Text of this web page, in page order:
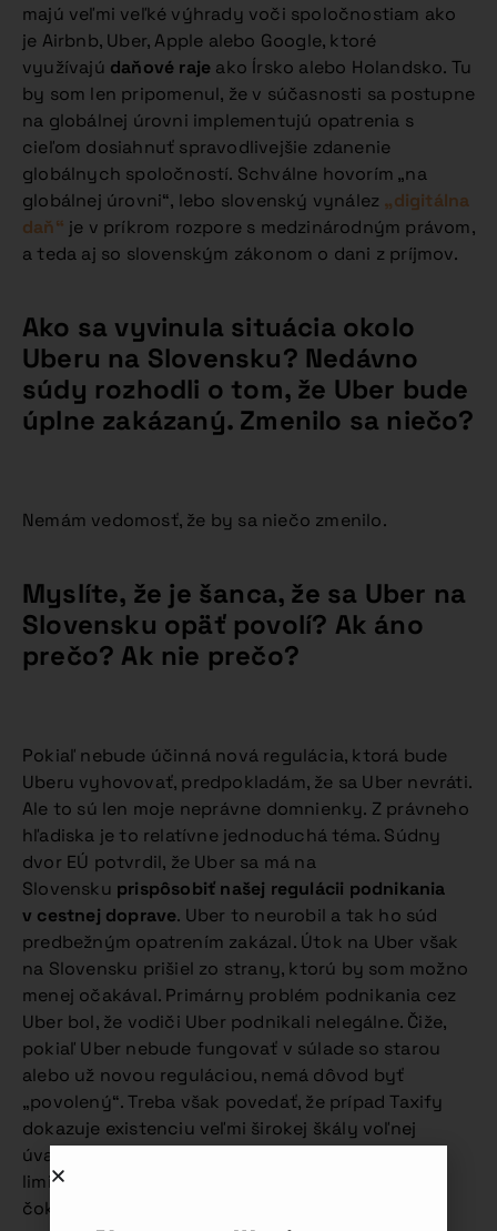
majú veľmi veľké výhrady voči spoločnostiam ako
je Airbnb, Uber, Apple alebo Google, ktoré
využívajú daňové raje ako Írsko alebo Holandsko. Tu
by som len pripomenul, že v súčasnosti sa postupne
na globálnej úrovni implementujú opatrenia s
cieľom dosiahnuť spravodlivejšie zdanenie
globálnych spoločností. Schválne hovorím „na
globálnej úrovni“, lebo slovenský vynález „digitálna
daň“ je v príkrom rozpore s medzinárodným právom,
a teda aj so slovenským zákonom o dani z príjmov.
Ako sa vyvinula situácia okolo
Uberu na Slovensku? Nedávno
súdy rozhodli o tom, že Uber bude
úplne zakázaný. Zmenilo sa niečo?
Nemám vedomosť, že by sa niečo zmenilo.
Myslíte, že je šanca, že sa Uber na
Slovensku opäť povolí? Ak áno
prečo? Ak nie prečo?
Pokiaľ nebude účinná nová regulácia, ktorá bude
Uberu vyhovovať, predpokladám, že sa Uber nevráti.
Ale to sú len moje neprávne domnienky. Z právneho
hľadiska je to relatívne jednoduchá téma. Súdny
dvor EÚ potvrdil, že Uber sa má na
Slovensku prispôsobiť našej regulácii podnikania
v cestnej doprave. Uber to neurobil a tak ho súd
predbežným opatrením zakázal. Útok na Uber však
na Slovensku prišiel zo strany, ktorú by som možno
menej očakával. Primárny problém podnikania cez
Uber bol, že vodiči Uber podnikali nelegálne. Čiže,
pokiaľ Uber nebude fungovať v súlade so starou
alebo už novou reguláciou, nemá dôvod byť
„povolený“. Treba však povedať, že prípad Taxify
dokazuje existenciu veľmi širokej škály voľnej
úvahy našich súdov v prípadoch skutkovo
limitujúcich k rovnakosti, a tak možné je naozaj
čokoľvek.